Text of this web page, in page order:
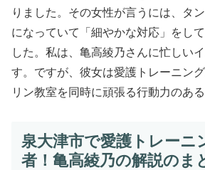
りました。その女性が言うには、タ
になっていて「細やかな対応」をし
した。私は、亀高綾乃さんに忙しい
す。ですが、彼女は愛護トレーニン
リン教室を同時に頑張る行動力のあ
泉大津市で愛護トレーニ
者！亀高綾乃の解説のま